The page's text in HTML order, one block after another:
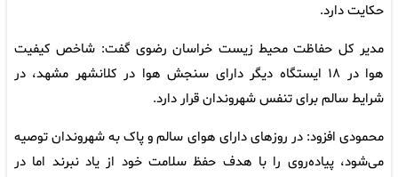
حکایت دارد.
مدیر کل حفاظت محیط زیست خراسان رضوی گفت: شاخص کیفیت
هوا در ۱۸ ایستگاه دیگر دارای سنجش هوا در کلانشهر مشهد، در
شرایط سالم برای تنفس شهروندان قرار دارد.
محمودی افزود: در روزهای دارای هوای سالم و پاک به شهروندان توصیه
می‌شود، پیاده‌روی را با هدف حفظ سلامت خود از یاد نبرند اما در